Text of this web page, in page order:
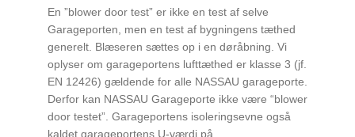
En ”blower door test” er ikke en test af selve
Garageporten, men en test af bygningens tæthed
generelt. Blæseren sættes op i en døråbning. Vi
oplyser om garageportens lufttæthed er klasse 3 (jf.
EN 12426) gældende for alle NASSAU garageporte.
Derfor kan NASSAU Garageporte ikke være “blower
door testet”. Garageportens isoleringsevne også
kaldet garageportens U-værdi på...